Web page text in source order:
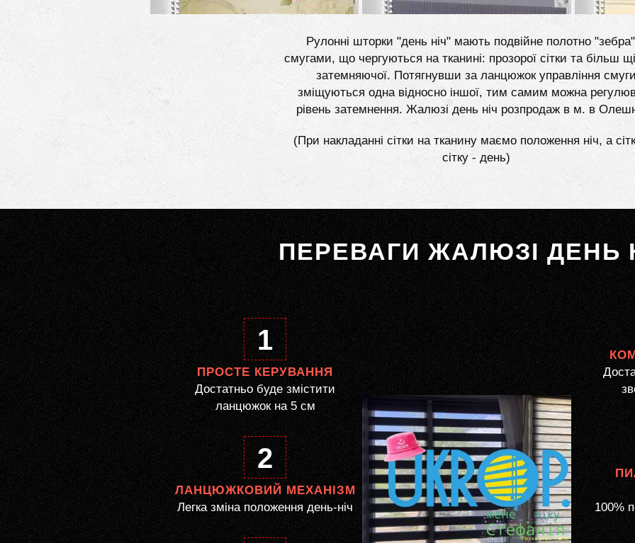
Рулонні шторки "день ніч" мають подвійне полотно "зебра"
смугами, що чергуються на тканині: прозорої сітки та більш
затемняючої. Потягнувши за ланцюжок управління
зміщуються одна відносно іншої, тим самим можна
рівень затемнення. Жалюзі день ніч розпродаж в м. в
(При накладанні сітки на тканину маємо положення ніч, а
сітку - день)
ПЕРЕВАГИ ЖАЛЮЗІ ДЕНЬ
1
ПРОСТЕ КЕРУВАННЯ
Достатньо буде змістити
ланцюжок на 5 см
2
ЛАНЦЮЖКОВИЙ МЕХАНІЗМ
Легка зміна положення день-ніч
100%